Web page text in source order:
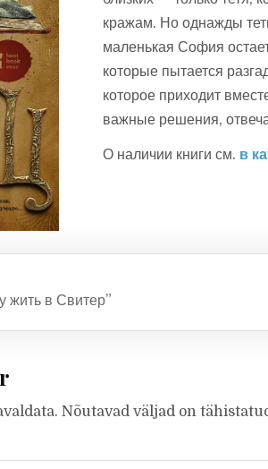
кражам. Но однажды
маленькая София
которые пытается
которое приходит
важные решения,
О наличии книги см. в
жить в Свитер”
Nõutavad väljad on